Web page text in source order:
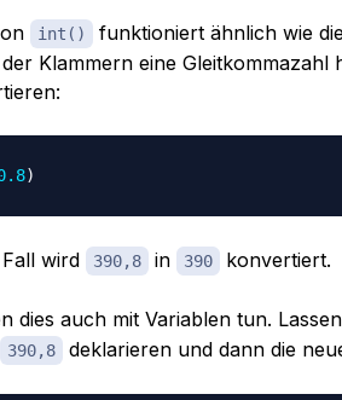
int() funktioniert ähnlich wie
Klammern eine Gleitkommazahl
)
wird 390,8 in 390 konvertiert.
dies auch mit Variablen tun.
390,8 deklarieren und dann die